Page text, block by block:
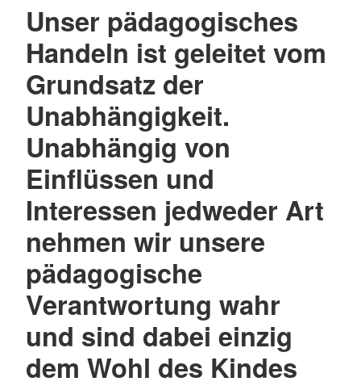
Unser pädagogisches
Handeln ist geleitet vom
Grundsatz der
Unabhängigkeit.
Unabhängig von
Einflüssen und
Interessen jedweder Art
nehmen wir unsere
pädagogische
Verantwortung wahr
und sind dabei einzig
dem Wohl des Kindes